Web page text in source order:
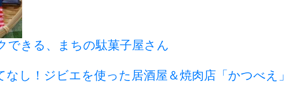
できる、まちの駄菓子屋さん
し！ジビエを使った居酒屋＆焼肉店「かつべえ」